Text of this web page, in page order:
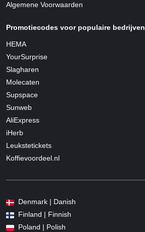
Algemene Voorwaarden
Promotiecodes voor populaire bedrijven
HEMA
YourSurprise
Slagharen
Molecaten
Supspace
Sunweb
AliExpress
iHerb
Leukstetickets
Koffievoordeel.nl
Denmark | Danish
Finland | Finnish
Poland | Polish